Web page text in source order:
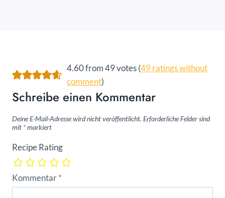
4.60 from 49 votes (49 ratings without
comment)
Schreibe einen Kommentar
Deine E-Mail-Adresse wird nicht veröffentlicht. Erforderliche Felder sind
mit *markiert
Recipe Rating
Kommentar*